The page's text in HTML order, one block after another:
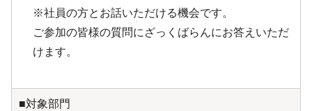
※社員の方とお話いただける機会です。
ご参加の皆様の質問にざっくばらんにお答えいただ
けます。
■対象部門